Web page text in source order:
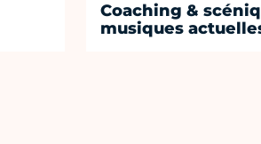
Coaching &
musiques